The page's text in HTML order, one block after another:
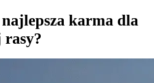
karma dla
rasy?